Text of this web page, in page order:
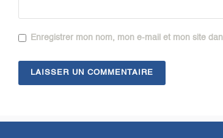
Enregistrer mon nom, mon e-mail et mon site